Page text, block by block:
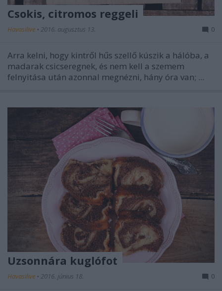
Csokis, citromos reggeli
Havasilive • 2016. augusztus 13. 0
Arra kelni, hogy kintről hűs szellő kúszik a hálóba, a
madarak csicseregnek, és nem kell a szemem
felnyitása után azonnal megnézni, hány óra van; ...
Uzsonnára kuglófot
Havasilive • 2016. június 18. 0